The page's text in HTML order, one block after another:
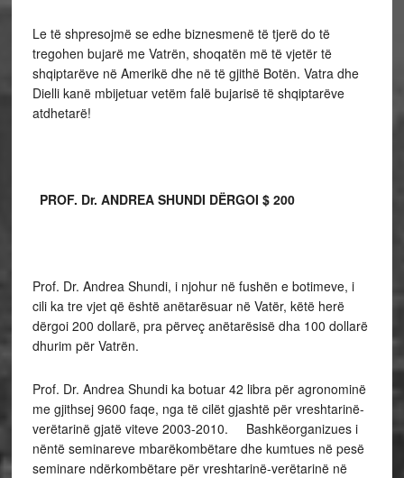
Le të shpresojmë se edhe biznesmenë të tjerë do të
tregohen bujarë me Vatrën, shoqatën më të vjetër të
shqiptarëve në Amerikë dhe në të gjithë Botën. Vatra dhe
Dielli kanë mbijetuar vetëm falë bujarisë të shqiptarëve
atdhetarë!
PROF. Dr. ANDREA SHUNDI DËRGOI $ 200
Prof. Dr. Andrea Shundi, i njohur në fushën e botimeve, i
cili ka tre vjet që është anëtarësuar në Vatër, këtë herë
dërgoi 200 dollarë, pra përveç anëtarësisë dha 100 dollarë
dhurim për Vatrën.
Prof. Dr. Andrea Shundi ka botuar 42 libra për agronominë
me gjithsej 9600 faqe, nga të cilët gjashtë për vreshtarinë-
verëtarinë gjatë viteve 2003-2010. Bashkëorganizues i
nëntë seminareve mbarëkombëtare dhe kumtues në pesë
seminare ndërkombëtare për vreshtarinë-verëtarinë në